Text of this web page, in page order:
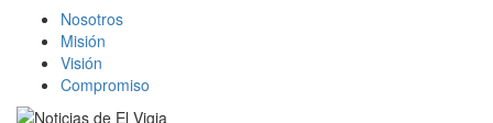
Nosotros
Misión
Visión
Compromiso